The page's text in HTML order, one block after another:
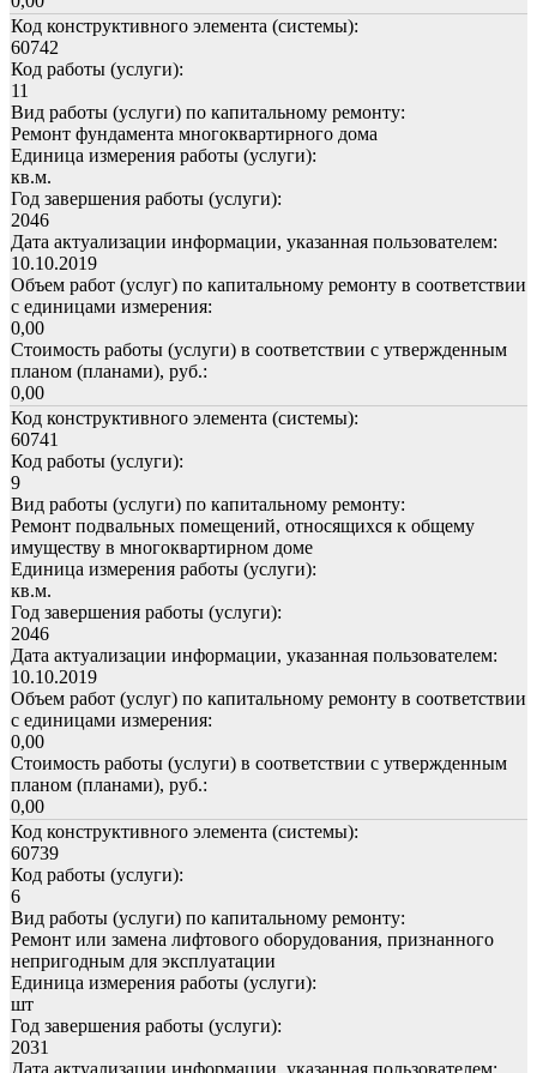
Код конструктивного элемента (системы):
60742
Код работы (услуги):
11
Вид работы (услуги) по капитальному ремонту:
Ремонт фундамента многоквартирного дома
Единица измерения работы (услуги):
кв.м.
Год завершения работы (услуги):
2046
Дата актуализации информации, указанная пользователем:
10.10.2019
Объем работ (услуг) по капитальному ремонту в соответствии
с единицами измерения:
0,00
Стоимость работы (услуги) в соответствии с утвержденным
планом (планами), руб.:
0,00
Код конструктивного элемента (системы):
60741
Код работы (услуги):
9
Вид работы (услуги) по капитальному ремонту:
Ремонт подвальных помещений, относящихся к общему
имуществу в многоквартирном доме
Единица измерения работы (услуги):
кв.м.
Год завершения работы (услуги):
2046
Дата актуализации информации, указанная пользователем:
10.10.2019
Объем работ (услуг) по капитальному ремонту в соответствии
с единицами измерения:
0,00
Стоимость работы (услуги) в соответствии с утвержденным
планом (планами), руб.:
0,00
Код конструктивного элемента (системы):
60739
Код работы (услуги):
6
Вид работы (услуги) по капитальному ремонту:
Ремонт или замена лифтового оборудования, признанного
непригодным для эксплуатации
Единица измерения работы (услуги):
шт
Год завершения работы (услуги):
2031
Дата актуализации информации, указанная пользователем: